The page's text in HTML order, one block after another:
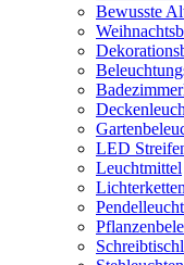
Bewusste
LED
Leuchtmittel
Lichterketten